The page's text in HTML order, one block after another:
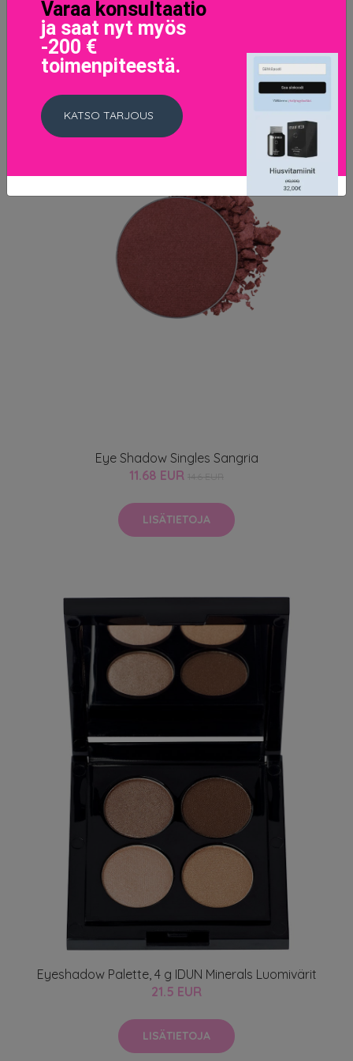
LISÄTIETOJA
Eye Shadow Singles Sangria
11.68 EUR
LISÄTIETOJA
Eyeshadow Palette, 4 g IDUN Minerals Luomivärit
21.5 EUR
LISÄTIETOJA
Varaa konsultaatio
ja saat nyt myös
-200 €
toimenpiteestä.
KATSO TARJOUS